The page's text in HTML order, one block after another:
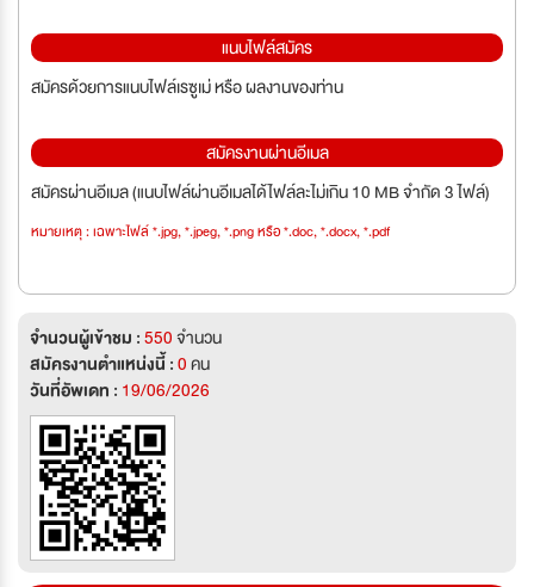
แนบไฟล์สมัคร
สมัครด้วยการแนบไฟล์เรซูเม่ หรือ ผลงานของท่าน
สมัครงานผ่านอีเมล
สมัครผ่านอีเมล (แนบไฟล์ผ่านอีเมลได้ไฟล์ละไม่เกิน 10 MB จำกัด 3 ไฟล์)
หมายเหตุ : เฉพาะไฟล์ *.jpg, *.jpeg, *.png หรือ *.doc, *.docx, *.pdf
จำนวนผู้เข้าชม :550จำนวน
สมัครงานตำแหน่งนี้ :0คน
วันที่อัพเดท : 19/06/2026